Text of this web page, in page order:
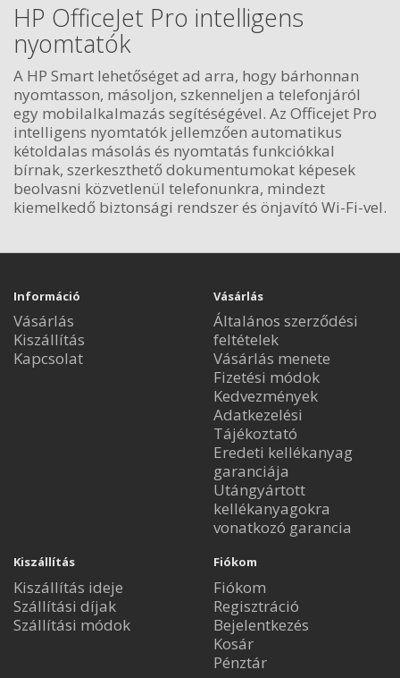
HP OfficeJet Pro intelligens
nyomtatók
A HP Smart lehetőséget ad arra, hogy bárhonnan
nyomtasson, másoljon, szkenneljen a telefonjáról
egy mobilalkalmazás segítéségével. Az Officejet Pro
intelligens nyomtatók jellemzően automatikus
kétoldalas másolás és nyomtatás funkciókkal
bírnak, szerkeszthető dokumentumokat képesek
beolvasni közvetlenül telefonunkra, mindezt
kiemelkedő biztonsági rendszer és önjavító Wi-Fi-vel.
Információ
Vásárlás
Kiszállítás
Kapcsolat
Vásárlás
Általános szerződési
feltételek
Vásárlás menete
Fizetési módok
Kedvezmények
Adatkezelési
Tájékoztató
Eredeti kellékanyag
garanciája
Utángyártott
kellékanyagokra
vonatkozó garancia
Kiszállítás
Kiszállítás ideje
Szállítási díjak
Szállítási módok
Fiókom
Fiókom
Regisztráció
Bejelentkezés
Kosár
Pénztár